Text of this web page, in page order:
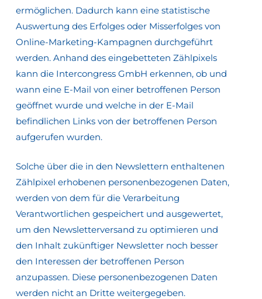
ermöglichen. Dadurch kann eine statistische
Auswertung des Erfolges oder Misserfolges von
Online-Marketing-Kampagnen durchgeführt
werden. Anhand des eingebetteten Zählpixels
kann die Intercongress GmbH erkennen, ob und
wann eine E-Mail von einer betroffenen Person
geöffnet wurde und welche in der E-Mail
befindlichen Links von der betroffenen Person
aufgerufen wurden.
Solche über die in den Newslettern enthaltenen
Zählpixel erhobenen personenbezogenen Daten,
werden von dem für die Verarbeitung
Verantwortlichen gespeichert und ausgewertet,
um den Newsletterversand zu optimieren und
den Inhalt zukünftiger Newsletter noch besser
den Interessen der betroffenen Person
anzupassen. Diese personenbezogenen Daten
werden nicht an Dritte weitergegeben.